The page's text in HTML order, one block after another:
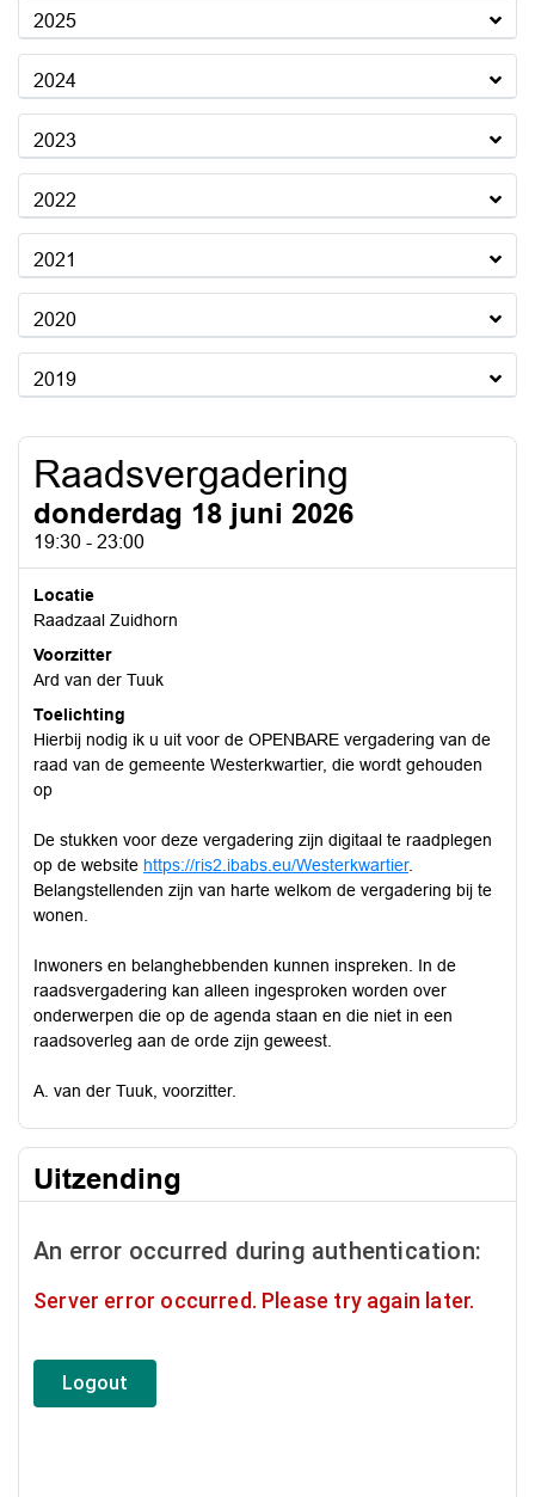
2025
2024
2023
2022
2021
2020
2019
Raadsvergadering
donderdag 18 juni 2026
19:30 - 23:00
Locatie
Raadzaal Zuidhorn
Voorzitter
Ard van der Tuuk
Toelichting
Hierbij nodig ik u uit voor de OPENBARE vergadering van de
raad van de gemeente Westerkwartier, die wordt gehouden
op
De stukken voor deze vergadering zijn digitaal te raadplegen
op de website https://ris2.ibabs.eu/Westerkwartier.
Belangstellenden zijn van harte welkom de vergadering bij te
wonen.
Inwoners en belanghebbenden kunnen inspreken. In de
raadsvergadering kan alleen ingesproken worden over
onderwerpen die op de agenda staan en die niet in een
raadsoverleg aan de orde zijn geweest.
A. van der Tuuk, voorzitter.
Uitzending